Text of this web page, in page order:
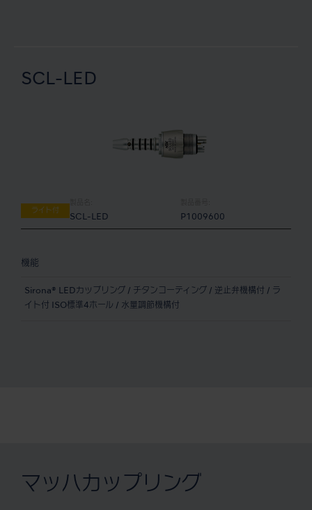
SCL-LED
ライト付
SCL-LED P1009600
機能
Sirona® LEDカップリング / チタンコーティング / 逆止弁機構付 / ラ
イト付 ISO標準4ホール / 水量調節機構付
マッハカップリング